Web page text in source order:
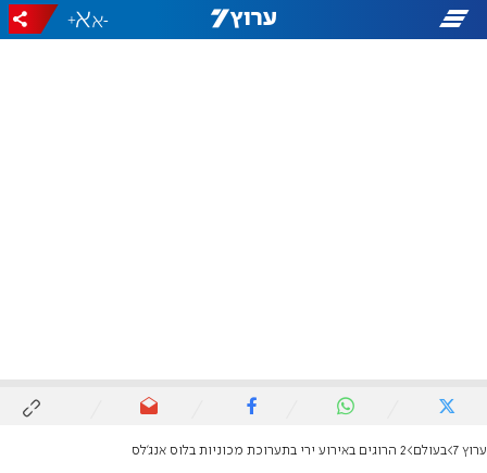
-
+
ערוץ 7 בעולם 2 הרוגים באירוע ירי בתערוכת מכוניות בלוס אנג'לס